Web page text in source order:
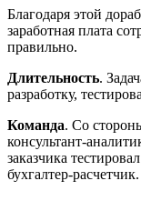
Благодаря этой
заработная плата
правильно.
Длительность.
разработку,
Команда. Со
консультант-
заказчика
бухгалтер-расчетчик.